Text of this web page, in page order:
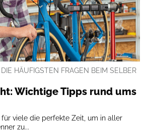
HÄUFIGSTEN FRAGEN BEIM SELBER
Wichtige Tipps rund ums
viele die perfekte Zeit, um in aller
zu...